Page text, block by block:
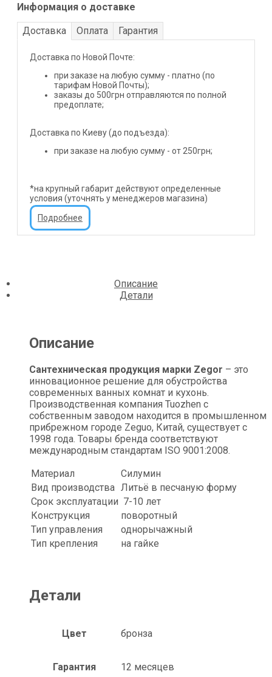
Информация о доставке
Доставка Оплата Гарантия
Доставка по Новой Почте:
при заказе на любую сумму - платно (по
тарифам Новой Почты);
заказы до 500грн отправляются по полной
предоплате;
Доставка по Киеву (до подъезда):
при заказе на любую сумму - от 250грн;
*на крупный габарит действуют определенные
условия (уточнять у менеджеров магазина)
Подробнее
Описание
Детали
Описание
Сантехническая продукция марки Zegor – это
инновационное решение для обустройства
современных ванных комнат и кухонь.
Производственная компания Tuozhen с
собственным заводом находится в промышленном
прибрежном городе Zeguo, Китай, существует с
1998 года. Товары бренда соответствуют
международным стандартам ISO 9001:2008.
Материал
Силумин
Вид производства Литьё в песчаную форму
Срок эксплуатации 7-10 лет
Конструкция
поворотный
Тип управления
однорычажный
Тип крепления
на гайке
Детали
Цвет бронза
Гарантия 12 месяцев